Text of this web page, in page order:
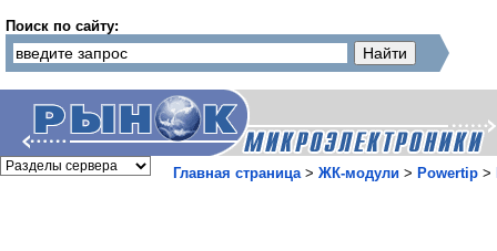
Поиск по сайту:
Главная страница> ЖК-модули > Powertip >